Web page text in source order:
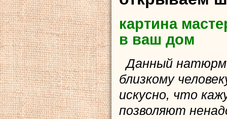
картина
в ваш дом
Данный
близкому
искусно, что
позволяют